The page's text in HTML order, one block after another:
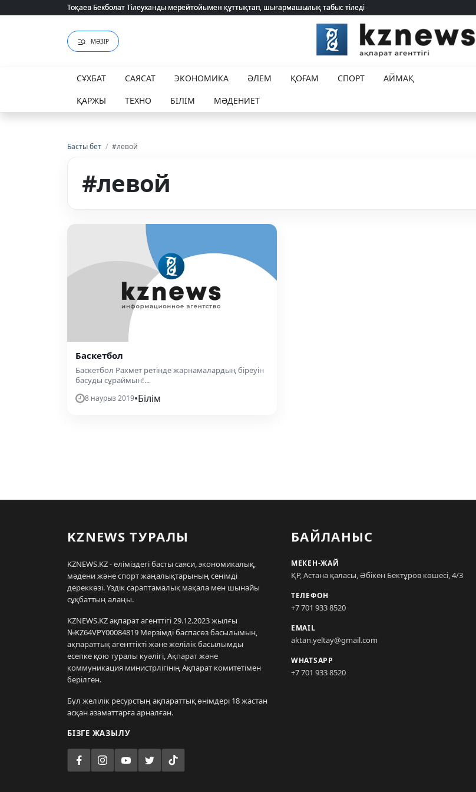
Тоқаев Бекболат Тілеуханды мерейтойымен құттықтап, шығармашылық табыс тіледі
Тоқаев Бекболат Тілеуханды мерейтойымен құттықтап, шығармашылық табыс тіледі
МӘЗІР
СҰХБАТ САЯСАТ ЭКОНОМИКА ӘЛЕМ ҚОҒАМ СПОРТ
АЙМАҚ
ҚАРЖЫ
ТЕХНО БІЛІМ МӘДЕНИЕТ
Басты бет / #левой
#левой
Баскетбол
Баскетбол Рахмет ретінде жарнамалардың біреуін
басуды сұраймын!...
8 наурыз 2019•Білім
KZNEWS ТУРАЛЫ
KZNEWS.KZ - еліміздегі басты саяси, экономикалық,
мәдени және спорт жаңалықтарының сенімді
дереккөзі. Үздік сараптамалық мақала мен шынайы
сұқбаттың алаңы.
KZNEWS.KZ ақпарат агенттігі 29.12.2023 жылғы
№KZ64VPY00084819 Мерзімді баспасөз басылымын,
ақпараттық агенттікті және желілік басылымды
есепке қою туралы куәлігі, Ақпарат және
коммуникация министрлігінің Ақпарат комитетімен
берілген.
Бұл желілік ресурстың ақпараттық өнімдері 18 жастан
асқан азаматтарға арналған.
БІЗГЕ ЖАЗЫЛУ
БАЙЛАНЫС
МЕКЕН-ЖАЙ
ҚР, Астана қаласы, Әбікен Бектұров көшесі, 4/3
ТЕЛЕФОН
+7 701 933 8520
EMAIL
aktan.yeltay@gmail.com
WHATSAPP
+7 701 933 8520